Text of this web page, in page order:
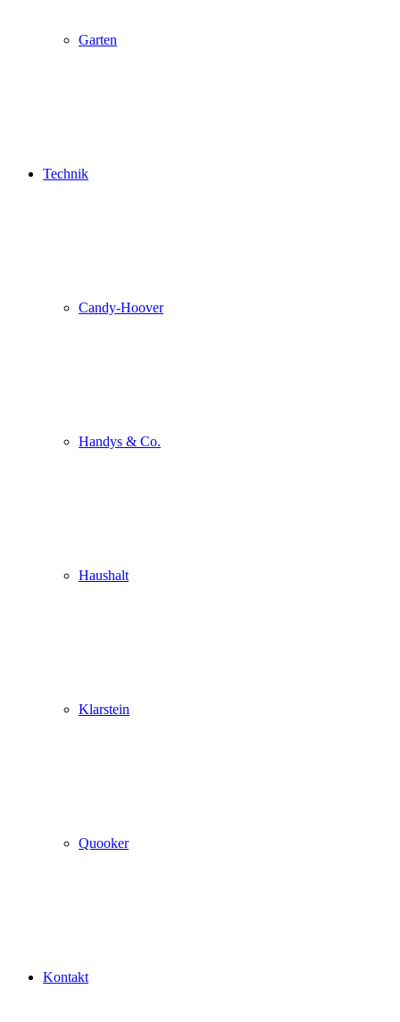
Garten
Technik
Candy-Hoover
Handys & Co.
Haushalt
Klarstein
Quooker
Kontakt